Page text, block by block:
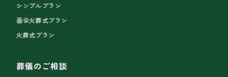
シンプルプラン
面会火葬式プラン
火葬式プラン
葬儀のご相談